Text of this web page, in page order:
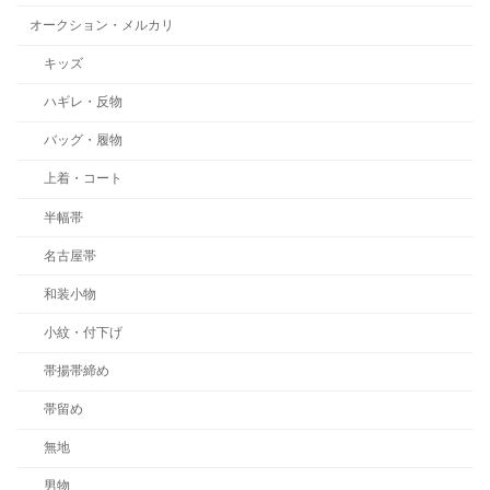
オークション・メルカリ
キッズ
ハギレ・反物
バッグ・履物
上着・コート
半幅帯
名古屋帯
和装小物
小紋・付下げ
帯揚帯締め
帯留め
無地
男物